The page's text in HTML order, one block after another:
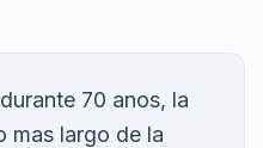
70 anos, la
mas largo de la